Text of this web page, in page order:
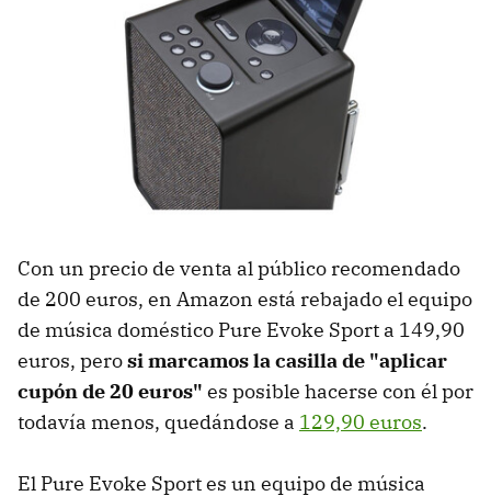
Con un precio de venta al público recomendado
de 200 euros, en Amazon está rebajado el equipo
de música doméstico Pure Evoke Sport a 149,90
euros, perosi marcamos la casilla de "aplicar
cupón de 20 euros" es posible hacerse con él por
todavía menos, quedándose a 129,90 euros.
El Pure Evoke Sport es un equipo de música